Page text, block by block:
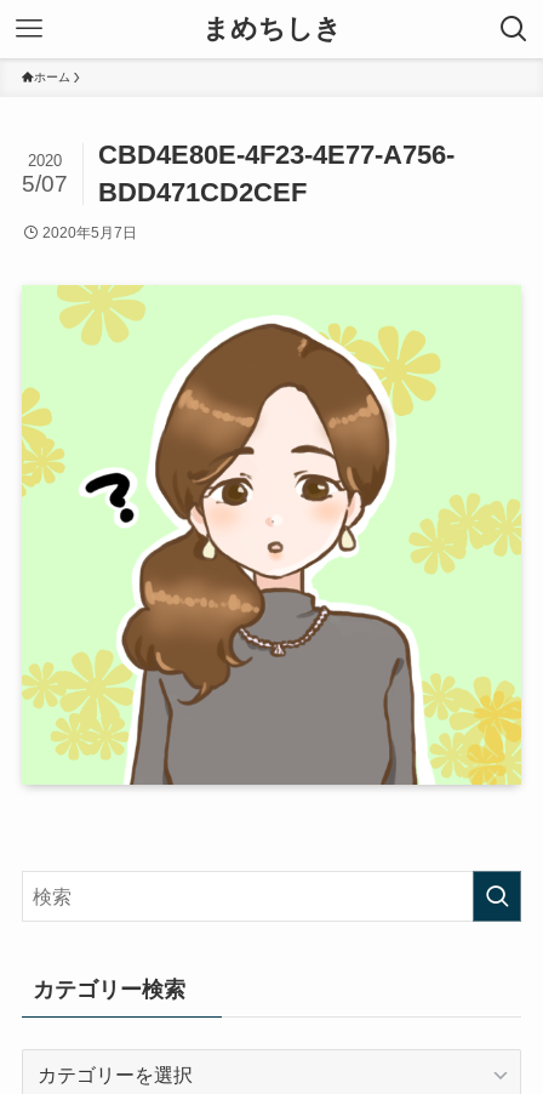
まめちしき
ホーム
CBD4E80E-4F23-4E77-A756-
BDD471CD2CEF
2020
5/07
2020年5月7日
カテゴリー検索